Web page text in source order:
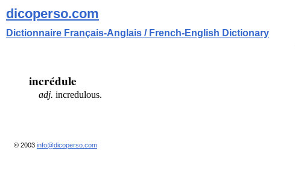
dicoperso.com
Dictionnaire Français-Anglais / French-English Dictionary
incrédule
adj. incredulous.
© 2003 info@dicoperso.com